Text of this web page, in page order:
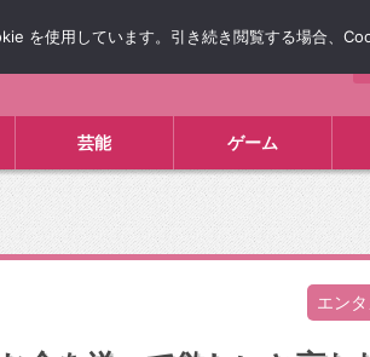
芸能 ゲーム
エンタ
を使用しています。引き続き閲覧する場合、